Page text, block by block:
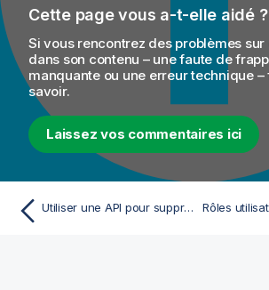
Cette page vous a-t-elle aidé ?
Si vous rencontrez des problèmes sur
dans son contenu – une faute de
manquante ou une erreur technique
savoir.
Laissez vos commentaires ici
Utiliser une API pour supprimer des utilisateur·trices